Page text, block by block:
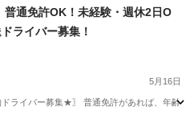
社用車
普通免許OK！未経験・週休2日O
ライバー募集！
5月16日
ライバー募集★〗 普通免許があれば、年齢